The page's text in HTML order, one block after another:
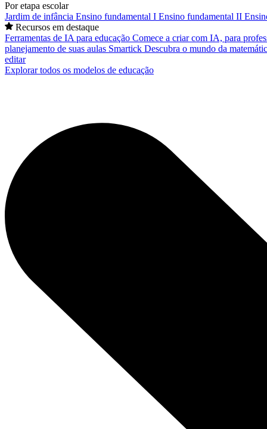
Por etapa escolar
Jardim de infância Ensino fundamental I Ensino fundamental II
Recursos em destaque
Ferramentas de IA para educação Comece a criar com IA, para
planejamento de suas aulas Smartick Descubra o mundo da
editar
Explorar todos os modelos de educação